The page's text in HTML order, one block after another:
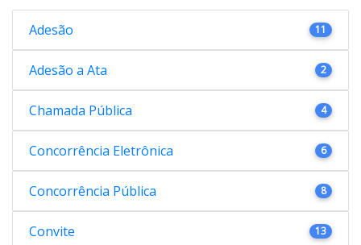
Adesão 11
Adesão a Ata 2
Chamada Pública 4
Concorrência Eletrônica 6
Concorrência Pública 8
Convite 13